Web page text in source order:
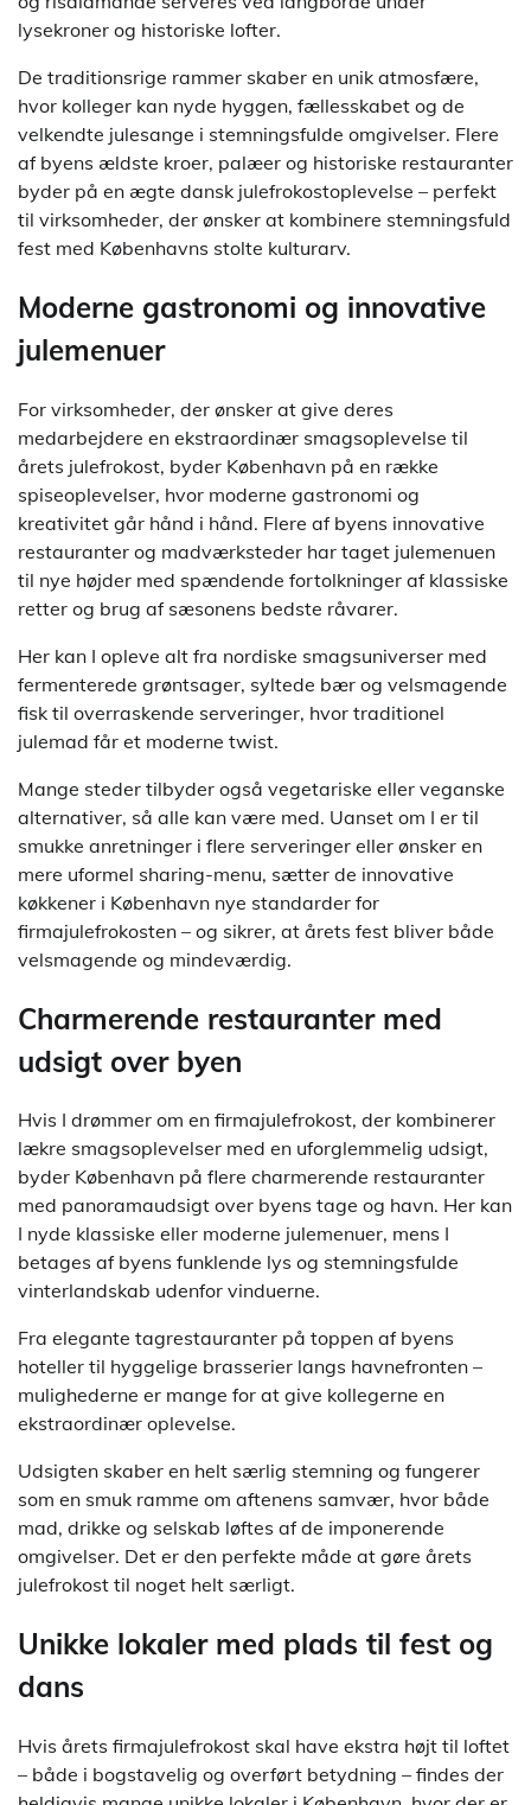
lysekroner og historiske lofter.
De traditionsrige rammer skaber en unik atmosfære,
hvor kolleger kan nyde hyggen, fællesskabet og de
velkendte julesange i stemningsfulde omgivelser. Flere
af byens ældste kroer, palæer og historiske restauranter
byder på en ægte dansk julefrokostoplevelse – perfekt
til virksomheder, der ønsker at kombinere stemningsfuld
fest med Københavns stolte kulturarv.
Moderne gastronomi og innovative
julemenuer
For virksomheder, der ønsker at give deres
medarbejdere en ekstraordinær smagsoplevelse til
årets julefrokost, byder København på en række
spiseoplevelser, hvor moderne gastronomi og
kreativitet går hånd i hånd. Flere af byens innovative
restauranter og madværksteder har taget julemenuen
til nye højder med spændende fortolkninger af klassiske
retter og brug af sæsonens bedste råvarer.
Her kan I opleve alt fra nordiske smagsuniverser med
fermenterede grøntsager, syltede bær og velsmagende
fisk til overraskende serveringer, hvor traditionel
julemad får et moderne twist.
Mange steder tilbyder også vegetariske eller veganske
alternativer, så alle kan være med. Uanset om I er til
smukke anretninger i flere serveringer eller ønsker en
mere uformel sharing-menu, sætter de innovative
køkkener i København nye standarder for
firmajulefrokosten – og sikrer, at årets fest bliver både
velsmagende og mindeværdig.
Charmerende restauranter med
udsigt over byen
Hvis I drømmer om en firmajulefrokost, der kombinerer
lækre smagsoplevelser med en uforglemmelig udsigt,
byder København på flere charmerende restauranter
med panoramaudsigt over byens tage og havn. Her kan
I nyde klassiske eller moderne julemenuer, mens I
betages af byens funklende lys og stemningsfulde
vinterlandskab udenfor vinduerne.
Fra elegante tagrestauranter på toppen af byens
hoteller til hyggelige brasserier langs havnefronten –
mulighederne er mange for at give kollegerne en
ekstraordinær oplevelse.
Udsigten skaber en helt særlig stemning og fungerer
som en smuk ramme om aftenens samvær, hvor både
mad, drikke og selskab løftes af de imponerende
omgivelser. Det er den perfekte måde at gøre årets
julefrokost til noget helt særligt.
Unikke lokaler med plads til fest og
dans
Hvis årets firmajulefrokost skal have ekstra højt til loftet
– både i bogstavelig og overført betydning – findes der